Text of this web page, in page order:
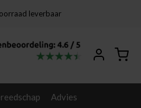
leverbaar
Advies